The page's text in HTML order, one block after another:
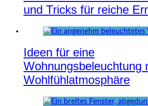
und Tricks für reiche
Ideen für eine
Wohnungsbeleuchtung
Wohlfühlatmosphäre